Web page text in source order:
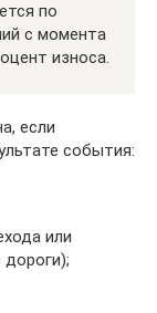
по
с момента
износа.
если
события:
или
дороги);